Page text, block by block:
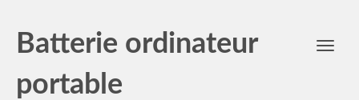
Batterie ordinateur
portable
Toggle